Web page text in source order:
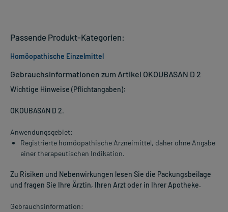
Gebrauchsinformationen zum Artikel OKOUBASAN D 2
Wichtige Hinweise (Pflichtangaben):
OKOUBASAN D 2.
Anwendungsgebiet:
Registrierte homöopathische Arzneimittel, daher ohne Angabe
einer therapeutischen Indikation.
Zu Risiken und Nebenwirkungen lesen Sie die Packungsbeilage
und fragen Sie Ihre Ärztin, Ihren Arzt oder in Ihrer Apotheke.
Gebrauchsinformation:
Passende Produkt-Kategorien:
Homöopathische Einzelmittel